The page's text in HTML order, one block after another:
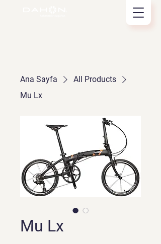
Ana Sayfa
All Products
Mu Lx
Mu Lx